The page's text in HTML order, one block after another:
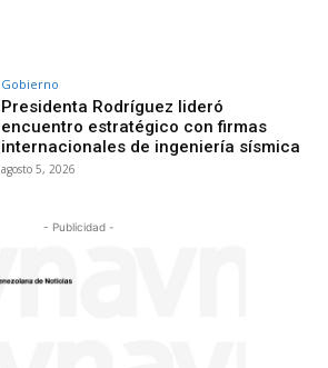
Gobierno
Presidenta Rodríguez lideró
encuentro estratégico con firmas
internacionales de ingeniería sísmica
agosto 5, 2026
- Publicidad -